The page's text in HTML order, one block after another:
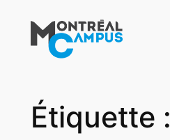
contenu
Étiquette :